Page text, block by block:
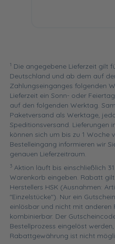
1 Die angegebene Lieferzeit gilt
Deutschland und ab dem auf
Zahlungseinganges folgenden
Lieferzeit ein Sonn- oder
auf den folgenden Werktag.
Paketversand als Werktage,
Speditionsversand. Lieferungen
können sich um bis zu 1 Woche
Bestelleingang informieren wir
genauen Lieferzeitraum.
3 Aktion läuft bis einschließlich
Warenkorb eingeben. Rabatt
Herstellers HSK (Ausnahmen:
"Einzelstücke"). Nur ein
einlösbar und nicht mit anderen
kombinierbar. Der
Bestellprozess eingelöst
Rabattgewährung ist nicht